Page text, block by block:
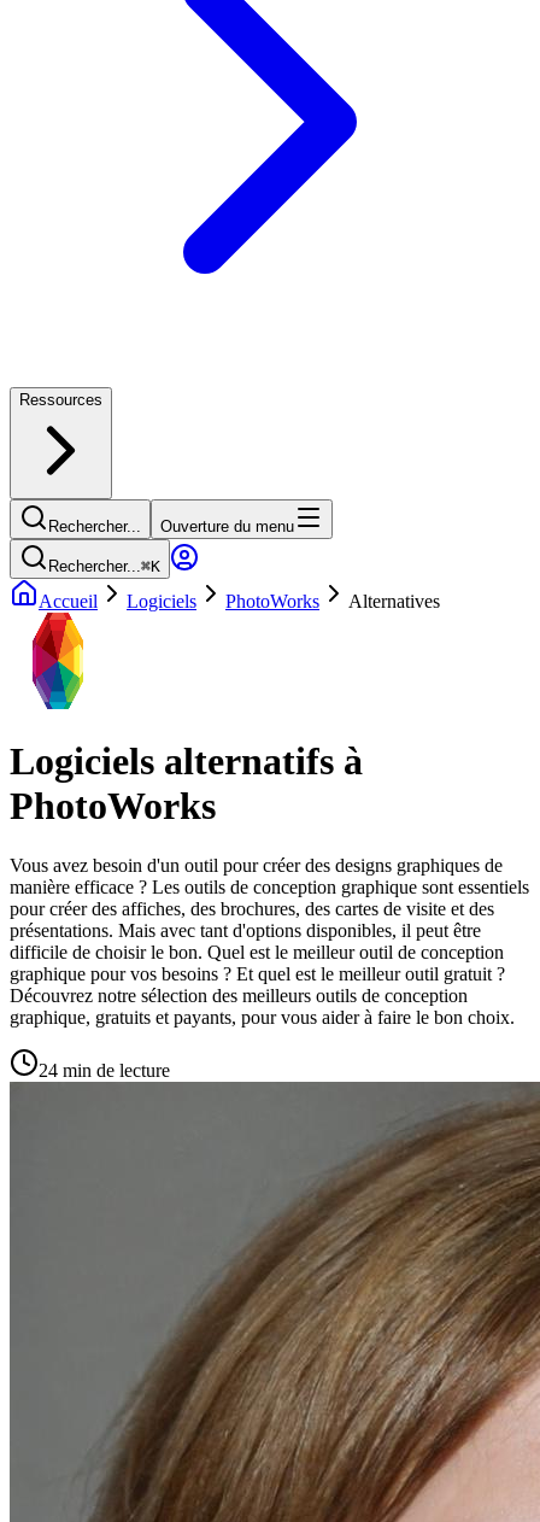
Ressources
Rechercher... Ouverture du menu
Rechercher...⌘K
Accueil Logiciels PhotoWorks Alternatives
Logiciels alternatifs à
PhotoWorks
Vous avez besoin d'un outil pour créer des designs graphiques de
manière efficace ? Les outils de conception graphique sont essentiels
pour créer des affiches, des brochures, des cartes de visite et des
présentations. Mais avec tant d'options disponibles, il peut être
difficile de choisir le bon. Quel est le meilleur outil de conception
graphique pour vos besoins ? Et quel est le meilleur outil gratuit ?
Découvrez notre sélection des meilleurs outils de conception
graphique, gratuits et payants, pour vous aider à faire le bon choix.
24 min de lecture